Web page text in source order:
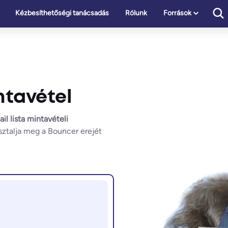
Kézbesíthetőségi tanácsadás Rólunk Források
lista mintavételi
meg a Bouncer erejét